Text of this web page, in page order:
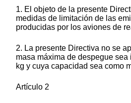
1. El objeto de la presente
medidas de limitación de las
producidas por los aviones de
2. La presente Directiva no se
masa máxima de despegue
kg y cuya capacidad sea como
Artículo 2